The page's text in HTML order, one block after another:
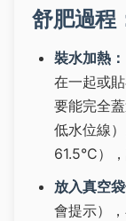
舒肥過程
裝水加熱：
在一起或
要能完全
低水位線
61.5°C）
放入真空袋
會提示）